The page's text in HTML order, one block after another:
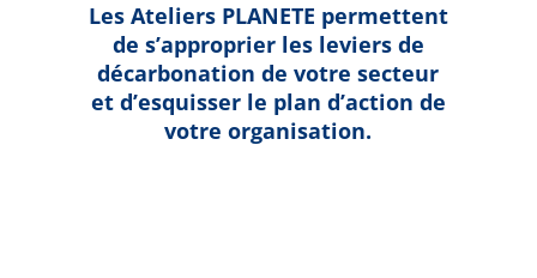
Les Ateliers PLANETE permettent
de s’approprier les leviers de
décarbonation de votre secteur
et d’esquisser le plan d’action de
votre organisation.